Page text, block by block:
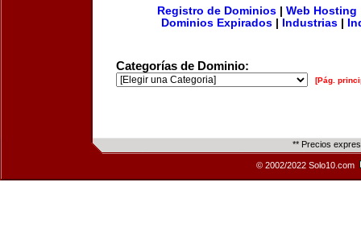
Registro de Dominios| Web Hosting
Dominios Expirados
Industrias
Categorías de Dominio:
[Pág.
** Precios
© 2002/2022 Solo10.com